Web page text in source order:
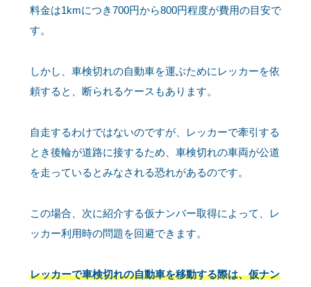
料金は1kmにつき700円から800円程度が費用の目安で
す。
しかし、車検切れの自動車を運ぶためにレッカーを依
頼すると、断られるケースもあります。
自走するわけではないのですが、レッカーで牽引する
とき後輪が道路に接するため、車検切れの車両が公道
を走っているとみなされる恐れがあるのです。
この場合、次に紹介する仮ナンバー取得によって、レ
ッカー利用時の問題を回避できます。
レッカーで車検切れの自動車を移動する際は、仮ナン